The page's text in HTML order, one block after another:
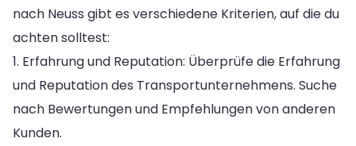
nach Neuss gibt es verschiedene Kriterien, auf die du
achten solltest:
1. Erfahrung und Reputation: Überprüfe die Erfahrung
und Reputation des Transportunternehmens. Suche
nach Bewertungen und Empfehlungen von anderen
Kunden.